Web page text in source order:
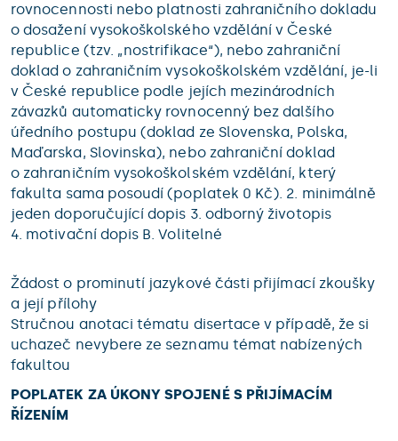
rovnocennosti nebo platnosti zahraničního dokladu
o dosažení vysokoškolského vzdělání v České
republice (tzv. „nostrifikace“), nebo zahraniční
doklad o zahraničním vysokoškolském vzdělání, je-li
v České republice podle jejích mezinárodních
závazků automaticky rovnocenný bez dalšího
úředního postupu (doklad ze Slovenska, Polska,
Maďarska, Slovinska), nebo zahraniční doklad
o zahraničním vysokoškolském vzdělání, který
fakulta sama posoudí (poplatek 0 Kč). 2. minimálně
jeden doporučující dopis 3. odborný životopis
4. motivační dopis B. Volitelné
Žádost o prominutí jazykové části přijímací zkoušky
a její přílohy
Stručnou anotaci tématu disertace v případě, že si
uchazeč nevybere ze seznamu témat nabízených
fakultou
POPLATEK ZA ÚKONY SPOJENÉ S PŘIJÍMACÍM
ŘÍZENÍM